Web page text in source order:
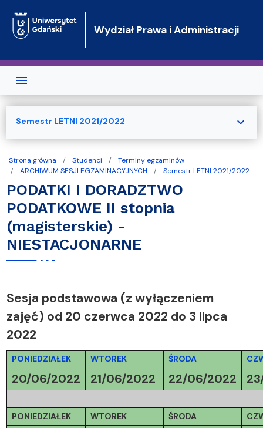
Wydział Prawa i Administracji
Strona główna Studenci
Terminy egzaminów
ARCHIWUM SESJI EGZAMINACYJNYCH
Semestr LETNI 2021/2022
PODATKI I DORADZTWO
PODATKOWE II stopnia
(magisterskie) -
NIESTACJONARNE
Sesja podstawowa (z wyłączeniem
zajęć) od 20 czerwca 2022 do 3 lipca
2022
PONIEDZIAŁEK WTOREK ŚRODA
20/06/2022 21/06/2022 22/06/2022
PONIEDZIAŁEK WTOREK ŚRODA
Semestr LETNI 2021/2022 expand_more